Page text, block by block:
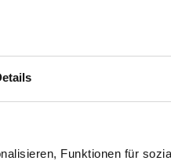
Funktionen für